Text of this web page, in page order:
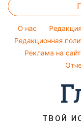
Новости
Новости Ровно
Новости
Праздничное
Все о шоу-
Погода на
Пылевая буря
Уборка
Комнатные
Авто
O нас Редакция
Редакционная
Реклама на
ТВОЙ